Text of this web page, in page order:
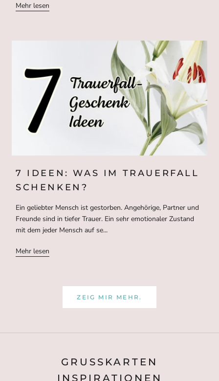
Mehr lesen
7 IDEEN: WAS IM TRAUERFALL
SCHENKEN?
Ein geliebter Mensch ist gestorben. Angehörige, Partner und
Freunde sind in tiefer Trauer. Ein sehr emotionaler Zustand
mit dem jeder Mensch auf se...
Mehr lesen
ZEIG MIR MEHR.
GRUSSKARTEN I
NSPIRATIONEN